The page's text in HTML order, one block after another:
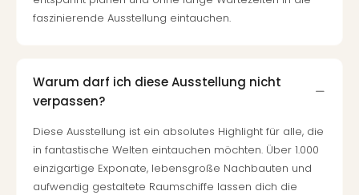
faszinierende Ausstellung eintauchen.
Warum darf ich diese Ausstellung nicht
verpassen?
Diese Ausstellung ist ein absolutes Highlight für alle, die
in fantastische Welten eintauchen möchten. Über 1.000
einzigartige Exponate, lebensgroße Nachbauten und
aufwendig gestaltete Raumschiffe lassen dich die